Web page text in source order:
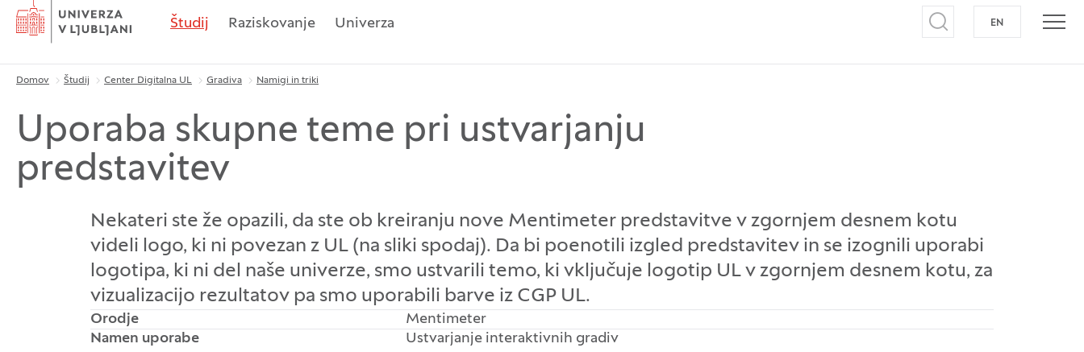
Domov
Študij Raziskovanje Univerza Odpri iskalnik
EN NA ANGLEŠKI
Drobtinice
Domov Študij Center Digitalna UL Gradiva Namigi in triki
Uporaba skupne teme pri ustvarjanju
predstavitev
Nekateri ste že opazili, da ste ob kreiranju nove Mentimeter predstavitve v zgornjem desnem kotu
videli logo, ki ni povezan z UL (na sliki spodaj). Da bi poenotili izgled predstavitev in se izognili uporabi
logotipa, ki ni del naše univerze, smo ustvarili temo, ki vključuje logotip UL v zgornjem desnem kotu, za
vizualizacijo rezultatov pa smo uporabili barve iz CGP UL.
Orodje
Mentimeter
Namen uporabe
Ustvarjanje interaktivnih gradiv